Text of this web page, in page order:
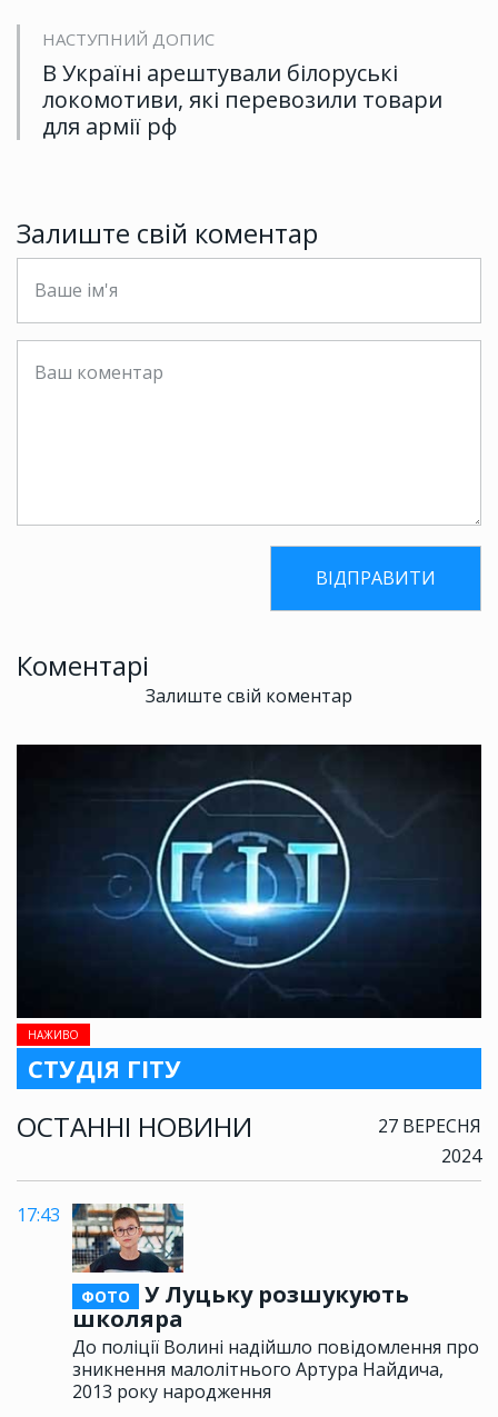
НАЖИВО
СТУДІЯ ГІТУ
ОСТАННІ НОВИНИ
27 ВЕРЕСНЯ
2024
17:43
ФОТО
У Луцьку розшукують
школяра
До поліції Волині надійшло повідомлення про
зникнення малолітнього Артура Найдича,
2013 року народження
НАСТУПНИЙ ДОПИС
В Україні арештували білоруські
локомотиви, які перевозили товари
для армії рф
Залиште свій коментар
Коментарі
Залиште свій коментар